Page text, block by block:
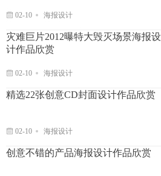
02-10 海报设计
灾难巨片2012曝特大毁灭场景海报设
计作品欣赏
02-10 海报设计
精选22张创意CD封面设计作品欣赏
02-10 海报设计
创意不错的产品海报设计作品欣赏